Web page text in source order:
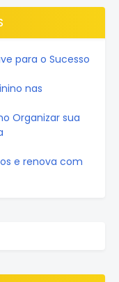
para o Sucesso
nas
Organizar sua
e renova com